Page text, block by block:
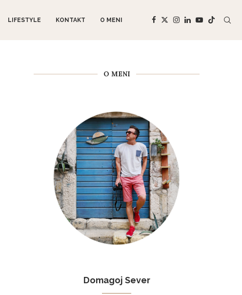
LIFESTYLE KONTAKT O MENI
O MENI
Domagoj Sever